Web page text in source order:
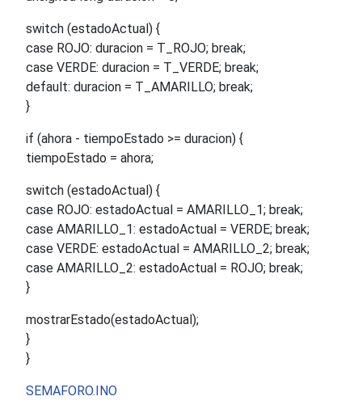
switch (estadoActual) {
case ROJO: duracion = T_ROJO; break;
case VERDE: duracion = T_VERDE; break;
default: duracion = T_AMARILLO; break;
}
if (ahora - tiempoEstado >= duracion) {
tiempoEstado = ahora;
switch (estadoActual) {
case ROJO: estadoActual = AMARILLO_1; break;
case AMARILLO_1: estadoActual = VERDE; break;
case VERDE: estadoActual = AMARILLO_2; break;
case AMARILLO_2: estadoActual = ROJO; break;
}
mostrarEstado(estadoActual);
}
}
SEMAFORO.INO